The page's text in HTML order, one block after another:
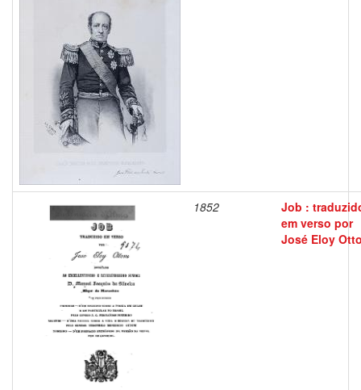
1852
Job :
em verso por
José Eloy